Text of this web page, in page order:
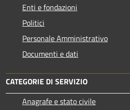
Enti e fondazioni
Politici
Personale Amministrativo
Documenti e dati
CATEGORIE DI SERVIZIO
Anagrafe e stato civile